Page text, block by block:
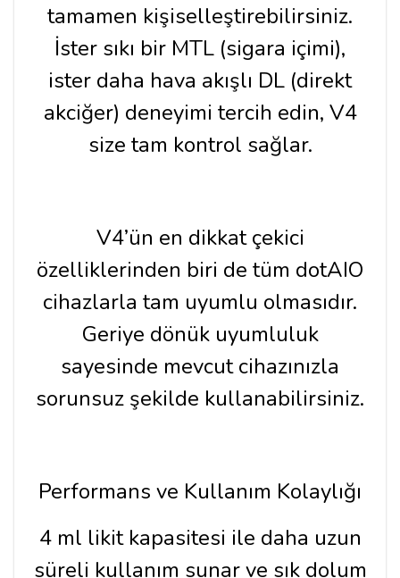
tamamen kişiselleştirebilirsiniz.
İster sıkı bir MTL (sigara içimi),
ister daha hava akışlı DL (direkt
akciğer) deneyimi tercih edin, V4
size tam kontrol sağlar.
V4’ün en dikkat çekici
özelliklerinden biri de tüm dotAIO
cihazlarla tam uyumlu olmasıdır.
Geriye dönük uyumluluk
sayesinde mevcut cihazınızla
sorunsuz şekilde kullanabilirsiniz.
Performans ve Kullanım Kolaylığı
4 ml likit kapasitesi ile daha uzun
süreli kullanım sunar ve sık dolum